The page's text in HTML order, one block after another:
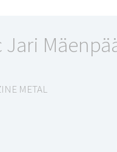
METAL